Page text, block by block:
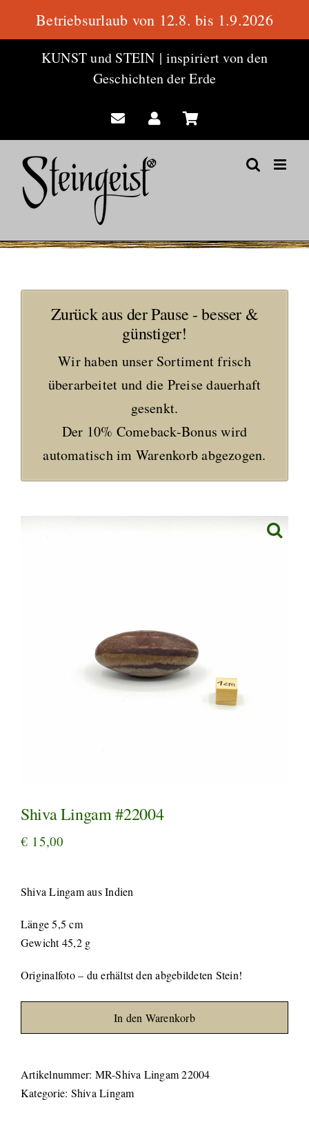
KUNST und STEIN | inspiriert von den
Geschichten der Erde
Zurück aus der Pause - besser &
günstiger!
Wir haben unser Sortiment frisch
überarbeitet und die Preise dauerhaft
gesenkt.
Der 10% Comeback-Bonus wird
automatisch im Warenkorb abgezogen.
Shiva Lingam #22004
€ 15,00
Shiva Lingam aus Indien
Länge 5,5 cm
Gewicht 45,2 g
Originalfoto – du erhältst den abgebildeten Stein!
In den Warenkorb
Artikelnummer: MR-Shiva Lingam 22004
Kategorie: Shiva Lingam
Betriebsurlaub von 12.8. bis 1.9.2026